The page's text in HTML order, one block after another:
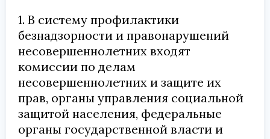
1. В систему профилактики
безнадзорности и правонарушений
несовершеннолетних входят
комиссии по делам
несовершеннолетних и защите их
прав, органы управления социальной
защитой населения, федеральные
органы государственной власти и